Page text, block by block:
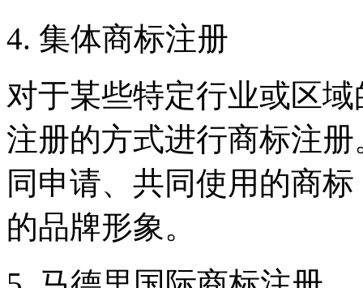
4. 集体商标注册
对于某些特定行业或区
注册的方式进行商标注
同申请、共同使用的商
的品牌形象。